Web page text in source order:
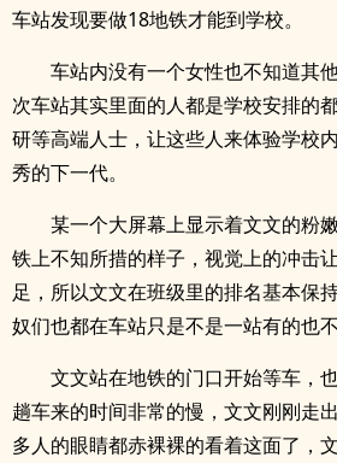
车站发现要做18地铁才能到学校。
车站内没有一个女性也不知道其
次车站其实里面的人都是学校安排的
研等高端人士，让这些人来体验学校
秀的下一代。
某一个大屏幕上显示着文文的粉
铁上不知所措的样子，视觉上的冲击
足，所以文文在班级里的排名基本保
奴们也都在车站只是不是一站有的也不
文文站在地铁的门口开始等车，
趟车来的时间非常的慢，文文刚刚走
多人的眼睛都赤裸裸的看着这面了，